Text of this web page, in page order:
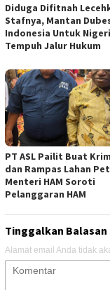
Diduga Difitnah
Stafnya, Mantan
Indonesia Untuk
Tempuh Jalur Hukum
PT ASL Pailit Buat
dan Rampas Lahan
Menteri HAM Soroti
Pelanggaran HAM
Tinggalkan Balasan
Alamat email Anda tidak